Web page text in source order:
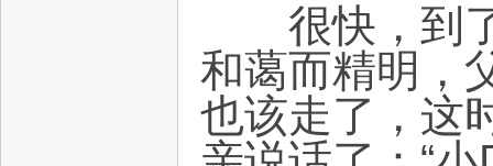
很快，到了
和蔼而精明，
也该走了，这